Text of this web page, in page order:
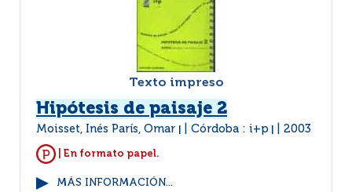
Texto impreso
Hipótesis de paisaje 2
Moisset, Inés París, Omar Córdoba : i+p 2003
| En formato papel.
MÁS INFORMACIÓN...